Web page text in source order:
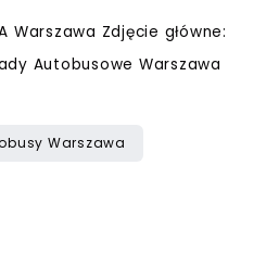
Warszawa Zdjęcie główne:
Autobusowe Warszawa
Warszawa